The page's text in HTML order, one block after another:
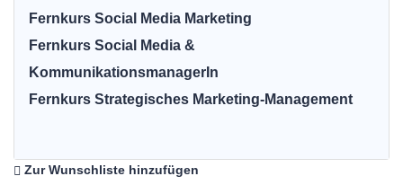
Fernkurs Social Media Marketing
Fernkurs Social Media &
KommunikationsmanagerIn
Fernkurs Strategisches Marketing-Management
Zur Wunschliste hinzufügen